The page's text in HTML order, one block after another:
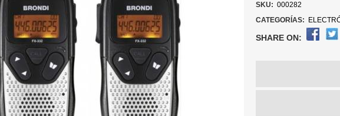
SKU: 000282
CATEGORÍAS:
SHARE ON: